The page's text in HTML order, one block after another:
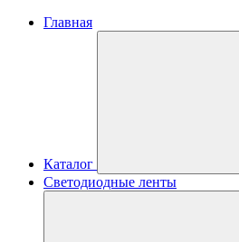
Главная
Каталог
Светодиодные ленты